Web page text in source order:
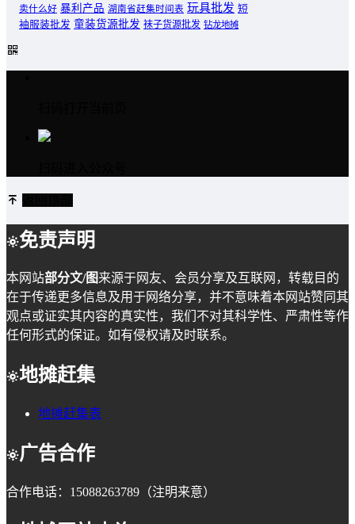
卖什么好 暴利产品 湖南省赶集时间表 玩具批发 短
袖服装批发 童装货源批发 袜子货源批发 钻龙地摊
免责声明
本网站部分文/图来源于网友、会员分享及互联网，转载目的
在于传递更多信息及用于网络分享，并不意味着本网站赞同其
观点或证实其内容的真实性，我们不对其科学性、严肃性等作
任何形式的保证。如有侵权请及时联系。
地摊赶集
地摊赶集表
广告合作
合作电话：15088263789（注明来意）